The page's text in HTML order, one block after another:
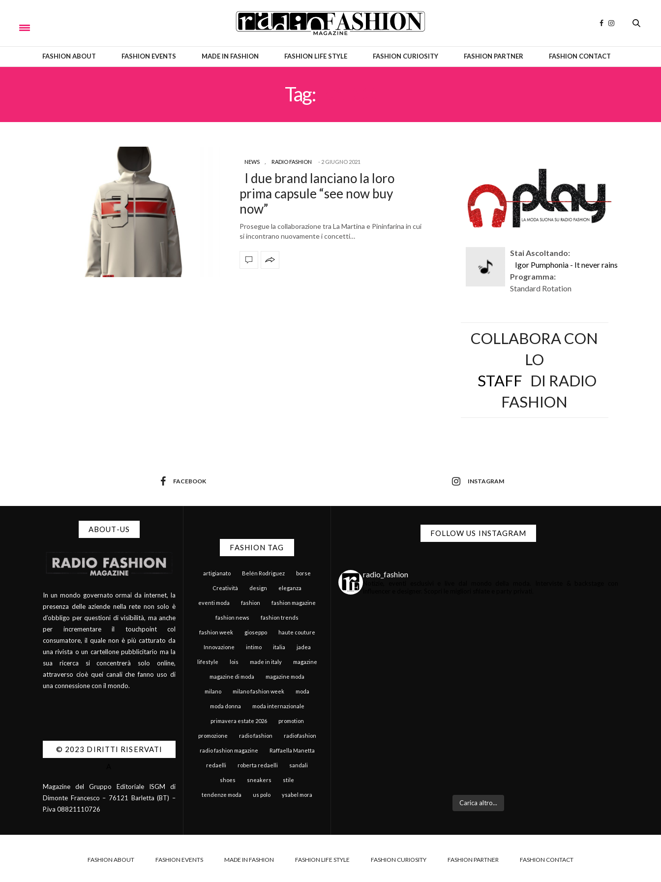
FASHION ABOUT FASHION EVENTS MADE IN FASHION FASHION LIFE STYLE FASHION CURIOSITY FASHION PARTNER FASHION CONTACT
Tag:
NEWS , RADIO FASHION 2 GIUGNO 2021
I due brand lanciano la loro
prima capsule “see now buy
now”
Prosegue la collaborazione tra La Martina e Pininfarina in cui
si incontrano nuovamente i concetti…
Stai Ascoltando:
Igor Pumphonia - It never rains
Programma:
Standard Rotation
COLLABORA CON
LO
STAFF DI RADIO
FASHION
FACEBOOK INSTAGRAM
ABOUT-US
In un mondo governato ormai da internet, la
presenza delle aziende nella rete non solo è
d’obbligo per questioni di visibilità, ma anche
per incrementare il touchpoint col
consumatore, il quale non è più catturato da
una rivista o un cartellone pubblicitario ma la
sua ricerca si concentrerà solo online,
attraverso cioè quei canali che fanno uso di
una connessione con il mondo.
© 2023 DIRITTI RISERVATI
Magazine del Gruppo Editoriale ISGM di
Dimonte Francesco – 76121 Barletta (BT) –
P.iva 08821110726
FASHION TAG
artigianato Belén Rodriguez borse
Creatività design eleganza
eventi moda fashion fashion magazine
fashion news fashion trends
fashion week gioseppo haute couture
Innovazione intimo italia jadea
lifestyle lois made in italy magazine
magazine di moda magazine moda
milano milano fashion week moda
moda donna moda internazionale
primavera estate 2026 promotion
promozione radio fashion radiofashion
radio fashion magazine Raffaella Manetta
redaelli roberta redaelli sandali
shoes sneakers stile
tendenze moda us polo ysabel mora
FOLLOW US INSTAGRAM
radio_fashion
Carica altro...
FASHION ABOUT FASHION EVENTS MADE IN FASHION FASHION LIFE STYLE FASHION CURIOSITY FASHION PARTNER FASHION CONTACT